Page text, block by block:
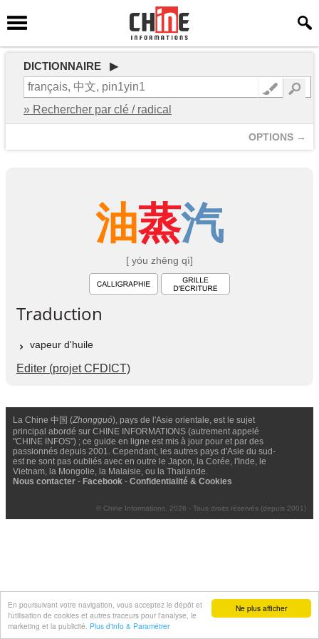
Ne plus afficher
En poursuivant votre navigation, vous acceptez le dépôt et
l'utilisation de cookies et autres traceurs pour l'analyse, le
marketing et la publicité. Plus d'info & Paramétrer
DICTIONNAIRE ▶
» Rechercher par clé / radical
OPTIONS →
油蒸汽
[ yóu zhēng qì]
Traduction
vapeur d'huile
Editer (projet CFDICT)
La Chine 中国 (Zhongguó), pays de l'Asie orientale, est le sujet
principal abordé sur CHINE INFORMATIONS (autrement appelé
"CHINE INFOS") ; ce guide en ligne est mis à jour pour et par des
passionnés depuis 2001. Cependant, les autres pays d'Asie du sud-
est ne sont pas oubliés avec en outre le Japon, la Corée, l'Inde, le
Vietnam, la Mongolie, la Malaisie, ou la Thailande.
Nous contacter - Facebook - Confidentialité & Cookies
© Chine Informations, 2026 - Tous droits réservés (depuis 2001)